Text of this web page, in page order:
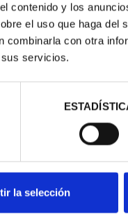
contenido y los
el uso que haga del
con otra
servicios.
la selección
IBEROAMERICANA
"CAPITALES"
595,00 €